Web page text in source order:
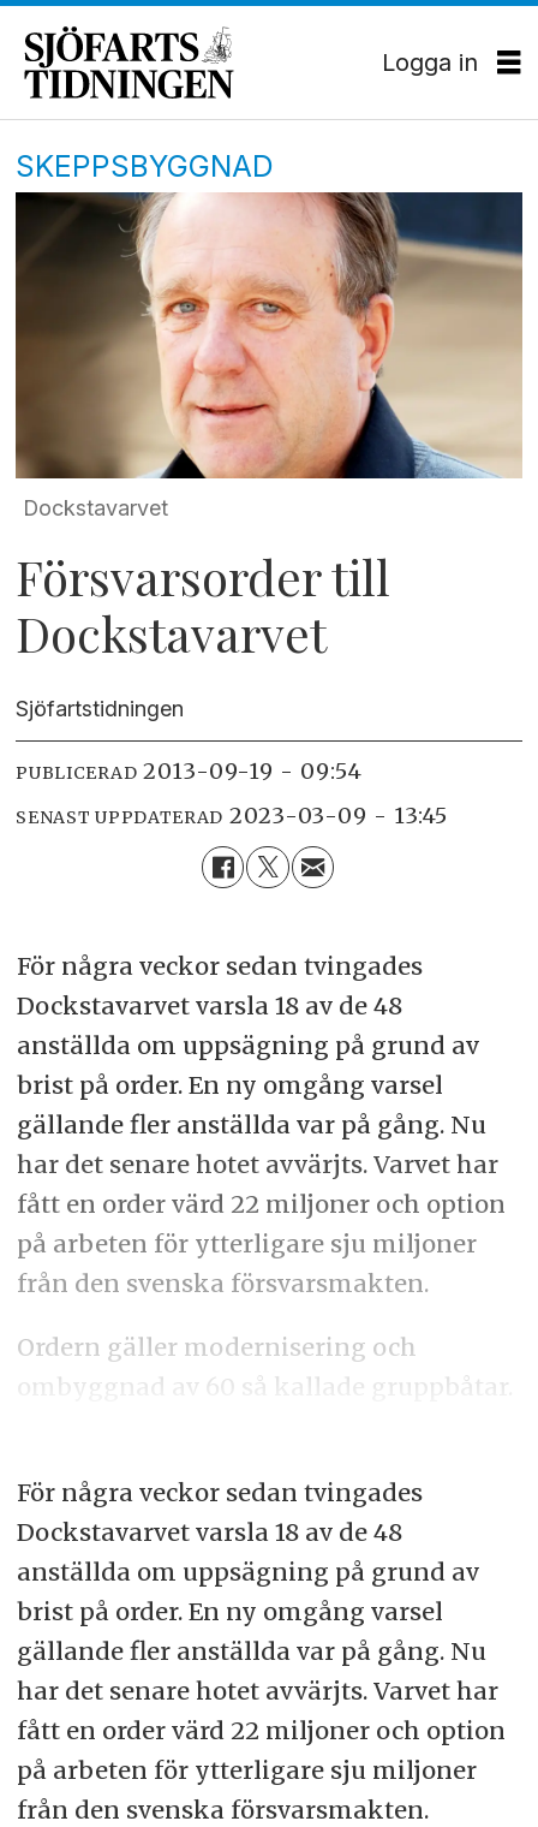
Logga in
SKEPPSBYGGNAD
Dockstavarvet
Försvarsorder till
Dockstavarvet
Sjöfartstidningen
PUBLICERAD 2013-09-19 - 09:54
SENAST UPPDATERAD 2023-03-09 - 13:45
För några veckor sedan tvingades
Dockstavarvet varsla 18 av de 48
anställda om uppsägning på grund av
brist på order. En ny omgång varsel
gällande fler anställda var på gång. Nu
har det senare hotet avvärjts. Varvet har
fått en order värd 22 miljoner och option
på arbeten för ytterligare sju miljoner
från den svenska försvarsmakten.
Ordern gäller modernisering och
ombyggnad av 60 så kallade gruppbåtar.
För några veckor sedan tvingades
Dockstavarvet varsla 18 av de 48
anställda om uppsägning på grund av
brist på order. En ny omgång varsel
gällande fler anställda var på gång. Nu
har det senare hotet avvärjts. Varvet har
fått en order värd 22 miljoner och option
på arbeten för ytterligare sju miljoner
från den svenska försvarsmakten.